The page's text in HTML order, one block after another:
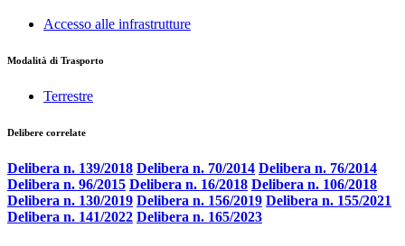
Accesso alle infrastrutture
Modalità di Trasporto
Terrestre
Delibere correlate
Delibera n. 139/2018 Delibera n. 70/2014 Delibera n. 76/2014
Delibera n. 96/2015 Delibera n. 16/2018 Delibera n. 106/2018
Delibera n. 130/2019 Delibera n. 156/2019 Delibera n. 155/2021
Delibera n. 141/2022 Delibera n. 165/2023